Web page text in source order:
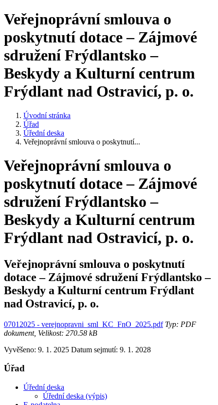
Veřejnoprávní smlouva o
poskytnutí dotace – Zájmové
sdružení Frýdlantsko –
Beskydy a Kulturní centrum
Frýdlant nad Ostravicí, p. o.
Úvodní stránka
Úřad
Úřední deska
Veřejnoprávní smlouva o poskytnutí...
Veřejnoprávní smlouva o
poskytnutí dotace – Zájmové
sdružení Frýdlantsko –
Beskydy a Kulturní centrum
Frýdlant nad Ostravicí, p. o.
Veřejnoprávní smlouva o poskytnutí
dotace – Zájmové sdružení Frýdlantsko –
Beskydy a Kulturní centrum Frýdlant
nad Ostravicí, p. o.
07012025 - verejnopravni_sml_KC_FnO_2025.pdfTyp: PDF
dokument, Velikost: 270.58 kB
Vyvěšeno: 9. 1. 2025 Datum sejmutí: 9. 1. 2028
Úřad
Úřední deska
Úřední deska (výpis)